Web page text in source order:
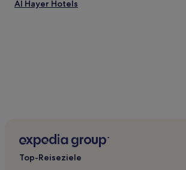
Al Hayer Hotels
Top-Reiseziele